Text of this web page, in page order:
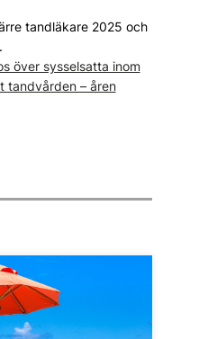
tandläkare 2025 och
över sysselsatta inom
tandvården – åren